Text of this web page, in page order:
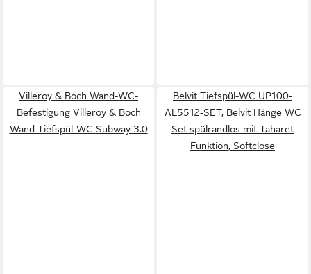
Villeroy & Boch Wand-WC-
Befestigung Villeroy & Boch
Wand-Tiefspül-WC Subway 3.0
Belvit Tiefspül-WC UP100-
AL5512-SET, Belvit Hänge WC
Set spülrandlos mit Taharet
Funktion, Softclose